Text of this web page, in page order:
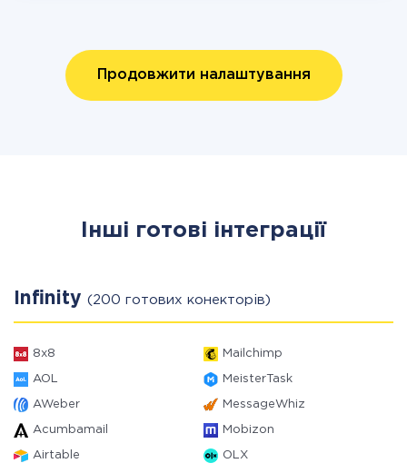
Продовжити налаштування
Інші готові інтеграції
Infinity (200 готових конекторів)
8x8 Mailchimp
AOL MeisterTask
AWeber MessageWhiz
Acumbamail Mobizon
Airtable OLX